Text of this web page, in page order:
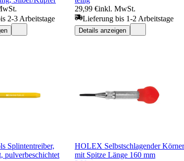
2-3 Arbeitstage
29,99 €inkl. MwSt.
Lieferung bis 1-2 Arbeitstage
Details anzeigen
Splintentreiber,
pulverbeschichtet
HOLEX Selbstschlagender Körner
mit Spitze Länge 160 mm